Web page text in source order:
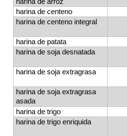
harina de centeno
harina de centeno integral
harina de patata
harina de soja desnatada
harina de soja extragrasa
harina de soja extragrasa
asada
harina de trigo
harina de trigo enriquida